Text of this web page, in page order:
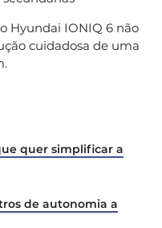
Hyundai IONIQ 6 não
cuidadosa de uma
quer simplificar a
de autonomia a